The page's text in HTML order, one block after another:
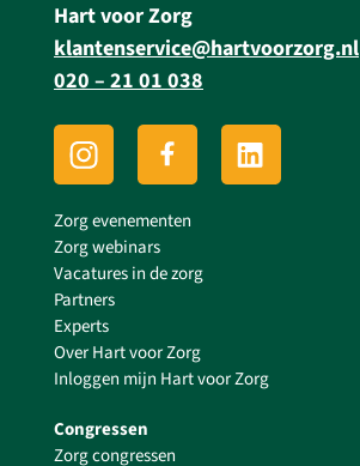
Hart voor Zorg
klantenservice@hartvoorzorg.nl
020 – 21 01 038
Zorg evenementen
Zorg webinars
Vacatures in de zorg
Partners
Experts
Over Hart voor Zorg
Inloggen mijn Hart voor Zorg
Congressen
Zorg congressen